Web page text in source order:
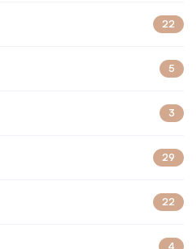
22
5
3
29
22
4